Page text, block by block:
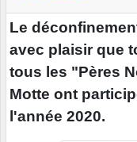
Le
avec plaisir que
tous les "Pères
Motte ont
l'année 2020.